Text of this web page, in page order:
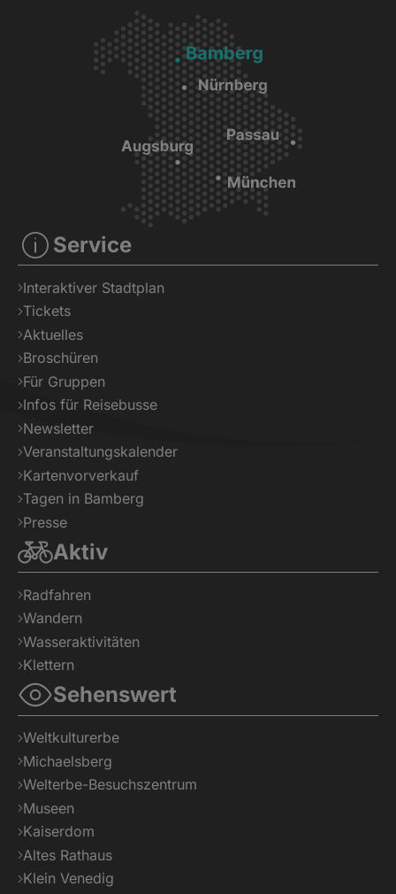
Service
Interaktiver Stadtplan
Tickets
Aktuelles
Broschüren
Für Gruppen
Infos für Reisebusse
Newsletter
Veranstaltungskalender
Kartenvorverkauf
Tagen in Bamberg
Presse
Aktiv
Radfahren
Wandern
Wasseraktivitäten
Klettern
Sehenswert
Weltkulturerbe
Michaelsberg
Welterbe-Besuchszentrum
Museen
Kaiserdom
Altes Rathaus
Klein Venedig